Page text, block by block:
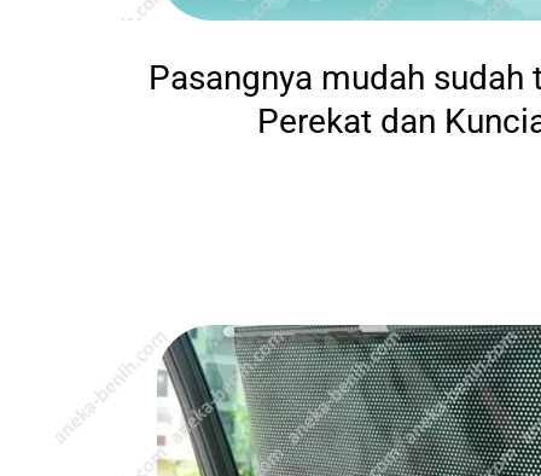
Pasangnya mudah sudah
Perekat dan